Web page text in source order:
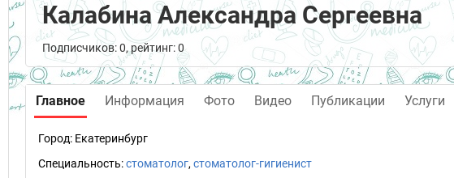
Калабина Александра Сергеевна
Подписчиков: 0, рейтинг: 0
Главное Информация Фото Видео Публикации Услуги
Город: Екатеринбург
Специальность:стоматолог, стоматолог-гигиенист